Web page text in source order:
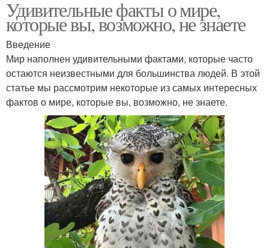
Удивительные факты о мире,
которые вы, возможно, не знаете
Введение
Мир наполнен удивительными фактами, которые часто
остаются неизвестными для большинства людей. В этой
статье мы рассмотрим некоторые из самых интересных
фактов о мире, которые вы, возможно, не знаете.